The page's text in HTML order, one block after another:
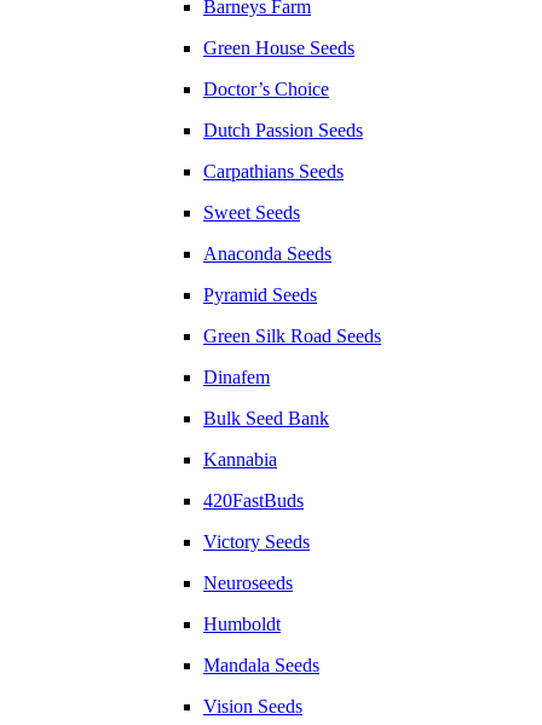
Barneys Farm
Green House Seeds
Doctor’s Choice
Dutch Passion Seeds
Carpathians Seeds
Sweet Seeds
Anaconda Seeds
Pyramid Seeds
Green Silk Road Seeds
Dinafem
Bulk Seed Bank
Kannabia
420FastBuds
Victory Seeds
Neuroseeds
Humboldt
Mandala Seeds
Vision Seeds